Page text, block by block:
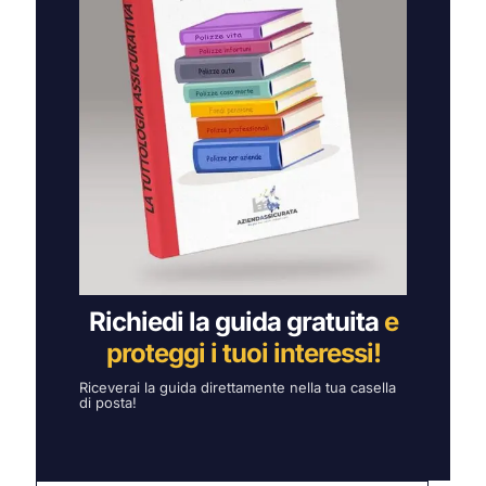
Richiedi la guida gratuita e
proteggi i tuoi interessi!
Riceverai la guida direttamente nella tua casella
di posta!